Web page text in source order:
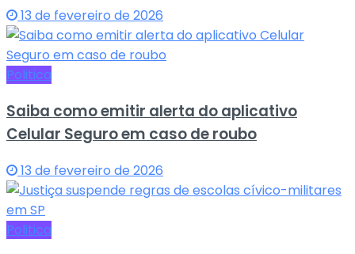
13 de fevereiro de 2026
Politica
Saiba como emitir alerta do aplicativo
Celular Seguro em caso de roubo
13 de fevereiro de 2026
Politica